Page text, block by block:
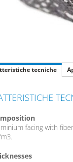
tecniche
facing with